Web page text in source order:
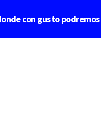
con gusto